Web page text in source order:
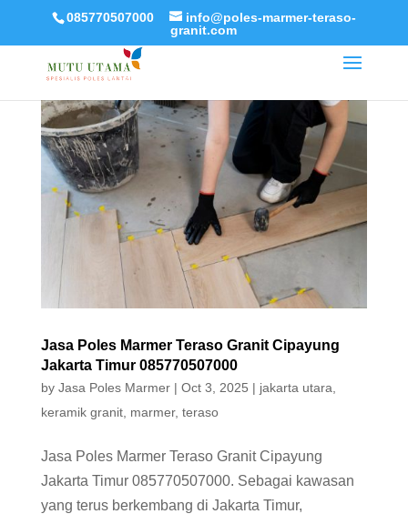
085770507000
info@poles-marmer-teraso-
granit.com
Jasa Poles Marmer Teraso Granit Cipayung
Jakarta Timur 085770507000
by Jasa Poles Marmer| Oct 3, 2025 | jakarta utara
keramik granit, marmer, teraso
Jasa Poles Marmer Teraso Granit Cipayung
Jakarta Timur 085770507000. Sebagai kawasan
yang terus berkembang di Jakarta Timur,